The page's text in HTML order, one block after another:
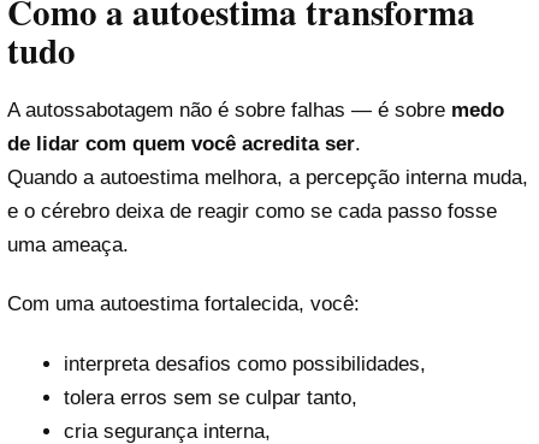
Como a autoestima transforma
tudo
A autossabotagem não é sobre falhas — é sobre medo
de lidar com quem você acredita ser.
Quando a autoestima melhora, a percepção interna muda,
e o cérebro deixa de reagir como se cada passo fosse
uma ameaça.
Com uma autoestima fortalecida, você:
interpreta desafios como possibilidades,
tolera erros sem se culpar tanto,
cria segurança interna,